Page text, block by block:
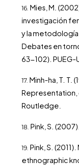
Mies, M.
investigación
y la metodología
Debates en
63-102). PUEG-
Minh-ha, T. T.
Representation,
Routledge.
Pink, S.
Pink, S.
ethnographic